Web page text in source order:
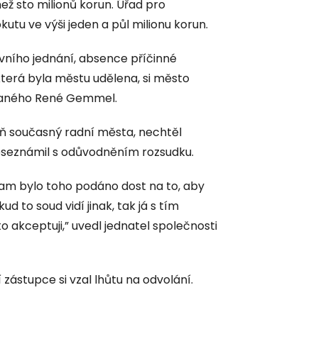
sto milionů korun. Úřad pro
ve výši jeden a půl milionu korun.
jednání, absence příčinné
byla městu udělena, si město
René Gemmel.
současný radní města, nechtěl
s odůvodněním rozsudku.
bylo toho podáno dost na to, aby
to soud vidí jinak, tak já s tím
akceptuji,” uvedl jednatel společnosti
si vzal lhůtu na odvolání.